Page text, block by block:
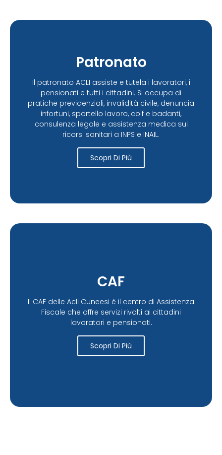
Patronato
Il patronato ACLI assiste e tutela i lavoratori, i
pensionati e tutti i cittadini. Si occupa di
pratiche previdenziali, invalidità civile, denuncia
infortuni, sportello lavoro, colf e badanti,
consulenza legale e assistenza medica sui
ricorsi sanitari a INPS e INAIL.
Scopri Di Più
CAF
Il CAF delle Acli Cuneesi è il centro di Assistenza
Fiscale che offre servizi rivolti ai cittadini
lavoratori e pensionati.
Scopri Di Più